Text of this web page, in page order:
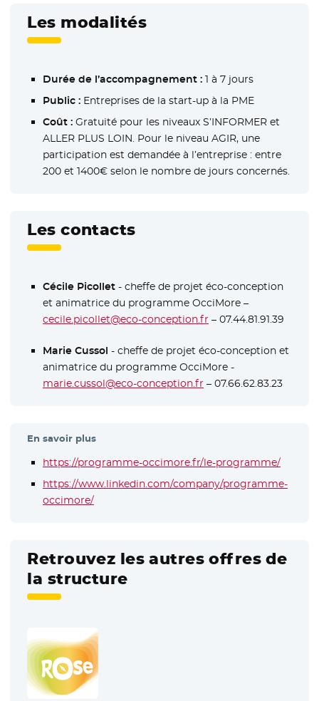
Les modalités
Durée de l’accompagnement :1 à 7 jours
Public :Entreprises de la start-up à la PME
Coût :Gratuité pour les niveaux S’INFORMER et
ALLER PLUS LOIN. Pour le niveau AGIR, une
participation est demandée à l’entreprise : entre
200 et 1400€ selon le nombre de jours concernés.
Les contacts
Cécile Picollet- cheffe de projet éco-conception
et animatrice du programme OcciMore –
cecile.picollet@eco-conception.fr – 07.44.81.91.39
Marie Cussol - cheffe de projet éco-conception et
animatrice du programme OcciMore -
marie.cussol@eco-conception.fr – 07.66.62.83.23
En savoir plus
https://programme-occimore.fr/le-programme/-
https://www.linkedin.com/company/programme-
occimore/- Nouvelle fenêtre
Retrouvez les autres offres de
la structure